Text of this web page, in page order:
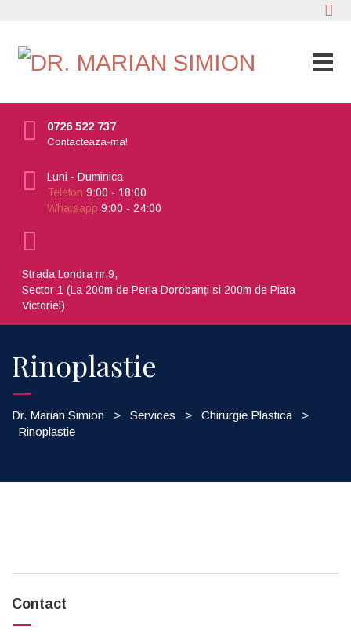
0726 522 737
Contacteaza-ma!
Luni - Duminica
Telefon 9:00 - 18:00
Whatsapp 9:00 - 24:00
Strada Londra nr.9,
Sector 1 (La 200m de Perla Dorobanți si 200m de Piata
Victoriei)
Rinoplastie
Dr. Marian Simion > Services > Chirurgie Plastica
>
Rinoplastie
Contact